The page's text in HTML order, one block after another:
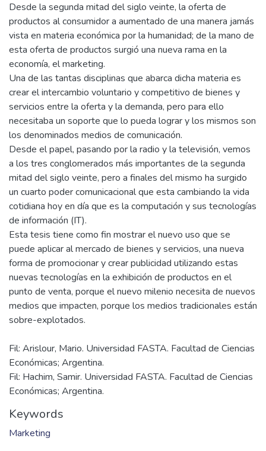
Desde la segunda mitad del siglo veinte, la oferta de
productos al consumidor a aumentado de una manera jamás
vista en materia económica por la humanidad; de la mano de
esta oferta de productos surgió una nueva rama en la
economía, el marketing.
Una de las tantas disciplinas que abarca dicha materia es
crear el intercambio voluntario y competitivo de bienes y
servicios entre la oferta y la demanda, pero para ello
necesitaba un soporte que lo pueda lograr y los mismos son
los denominados medios de comunicación.
Desde el papel, pasando por la radio y la televisión, vemos
a los tres conglomerados más importantes de la segunda
mitad del siglo veinte, pero a finales del mismo ha surgido
un cuarto poder comunicacional que esta cambiando la vida
cotidiana hoy en día que es la computación y sus tecnologías
de información (IT).
Esta tesis tiene como fin mostrar el nuevo uso que se
puede aplicar al mercado de bienes y servicios, una nueva
forma de promocionar y crear publicidad utilizando estas
nuevas tecnologías en la exhibición de productos en el
punto de venta, porque el nuevo milenio necesita de nuevos
medios que impacten, porque los medios tradicionales están
Fil: Arislour, Mario. Universidad FASTA. Facultad de Ciencias
Económicas; Argentina.
Fil: Hachim, Samir. Universidad FASTA. Facultad de Ciencias
Económicas; Argentina.
Keywords
Marketing